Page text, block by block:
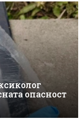
опасност